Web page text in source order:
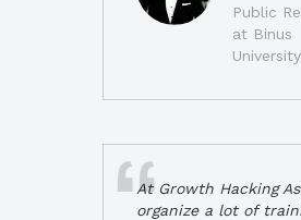
Public
at Binus
University
At Growth Hacking
organize a lot of